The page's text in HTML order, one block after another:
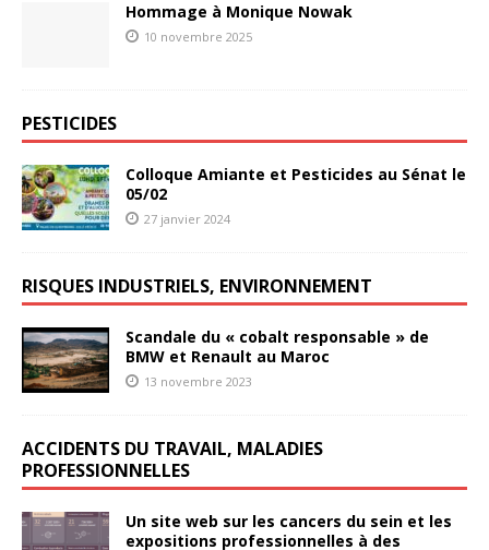
Hommage à Monique Nowak
10 novembre 2025
PESTICIDES
Colloque Amiante et Pesticides au Sénat le
05/02
27 janvier 2024
RISQUES INDUSTRIELS, ENVIRONNEMENT
Scandale du « cobalt responsable » de
BMW et Renault au Maroc
13 novembre 2023
ACCIDENTS DU TRAVAIL, MALADIES
PROFESSIONNELLES
Un site web sur les cancers du sein et les
expositions professionnelles à des